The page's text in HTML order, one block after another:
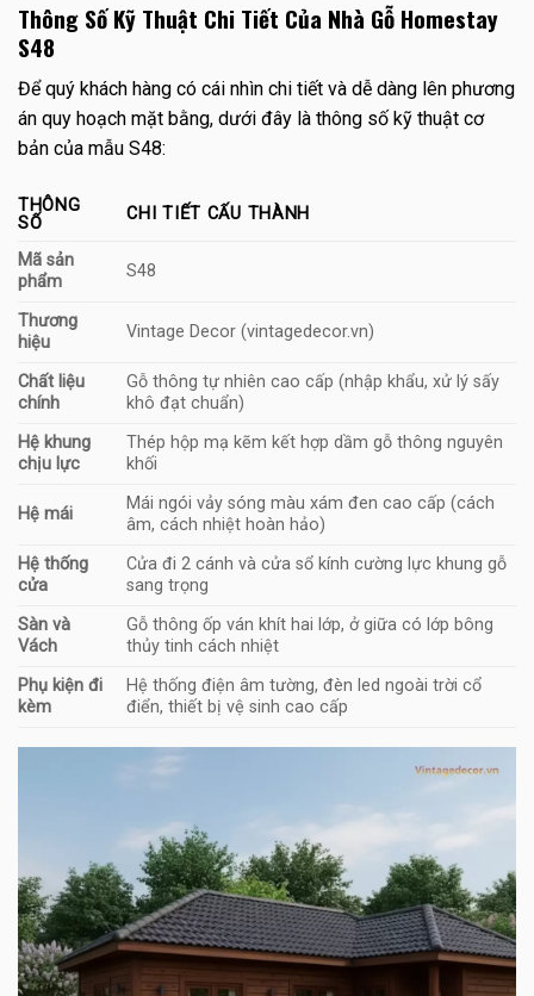
Thông Số Kỹ Thuật Chi Tiết Của Nhà Gỗ Homestay
S48
Để quý khách hàng có cái nhìn chi tiết và dễ dàng lên phương
án quy hoạch mặt bằng, dưới đây là thông số kỹ thuật cơ
bản của mẫu S48:
THÔNG
SỐ
CHI TIẾT CẤU THÀNH
Mã sản
phẩm
S48
Thương
hiệu
Vintage Decor (vintagedecor.vn)
Chất liệu
chính
Gỗ thông tự nhiên cao cấp (nhập khẩu, xử lý sấy
khô đạt chuẩn)
Hệ khung
chịu lực
Thép hộp mạ kẽm kết hợp dầm gỗ thông nguyên
khối
Hệ mái
Mái ngói vảy sóng màu xám đen cao cấp (cách
âm, cách nhiệt hoàn hảo)
Hệ thống
cửa
Cửa đi 2 cánh và cửa sổ kính cường lực khung gỗ
sang trọng
Sàn và
Vách
Gỗ thông ốp ván khít hai lớp, ở giữa có lớp bông
thủy tinh cách nhiệt
Phụ kiện đi
kèm
Hệ thống điện âm tường, đèn led ngoài trời cổ
điển, thiết bị vệ sinh cao cấp